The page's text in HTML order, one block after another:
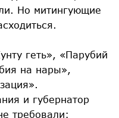
Но митингующие
геть», «Парубий
на нары»,
и губернатор
требовали: